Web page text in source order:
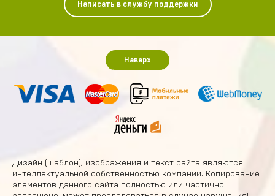
Написать в службу поддержки
Наверх
Дизайн (шаблон), изображения и текст сайта являются
интеллектуальной собственностью компании. Копирование
элементов данного сайта полностью или частично